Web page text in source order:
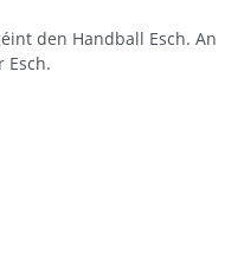
den Handball Esch. An
Esch.